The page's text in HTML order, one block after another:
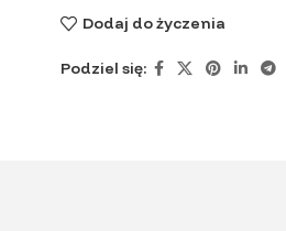
Dodaj do życzenia
Podziel się: